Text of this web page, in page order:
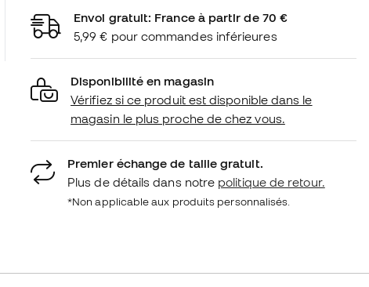
Envoi gratuit: France à partir de 70 €
5,99 € pour commandes inférieures
Disponibilité en magasin
Vérifiez si ce produit est disponible dans le
magasin le plus proche de chez vous.
Premier échange de taille gratuit.
Plus de détails dans notre politique de retour.
*Non applicable aux produits personnalisés.